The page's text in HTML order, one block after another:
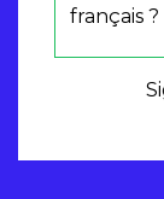
français ?